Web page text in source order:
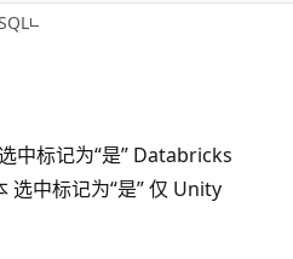
中标记为“是” Databricks
选中标记为“是” 仅 Unity